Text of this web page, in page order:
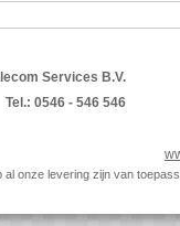
Services B.V.
Tel.: 0546 - 546 546
onze levering zijn van